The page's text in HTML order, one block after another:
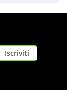
Iscriviti